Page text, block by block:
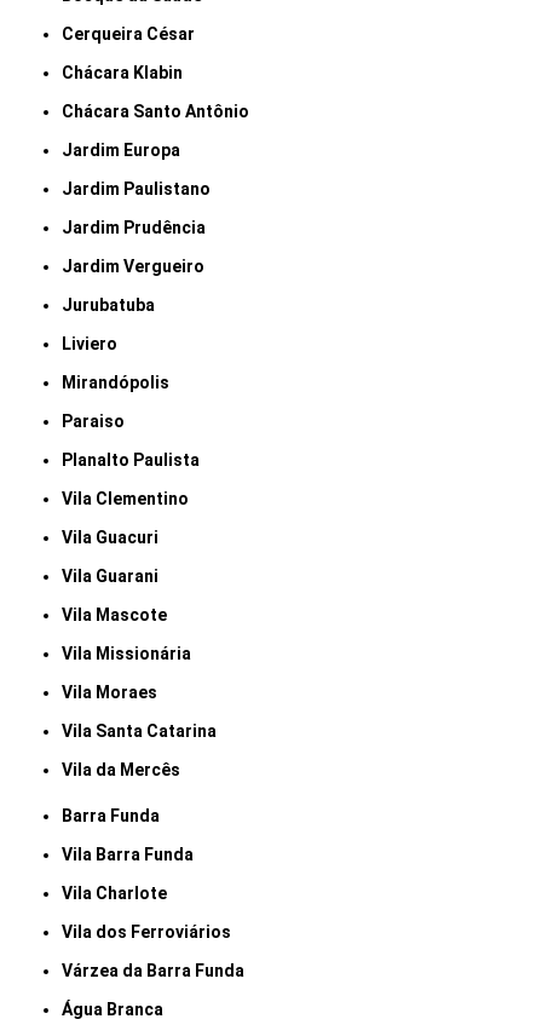
Cerqueira César
Chácara Klabin
Chácara Santo Antônio
Jardim Europa
Jardim Paulistano
Jardim Prudência
Jardim Vergueiro
Jurubatuba
Liviero
Mirandópolis
Paraiso
Planalto Paulista
Vila Clementino
Vila Guacuri
Vila Guarani
Vila Mascote
Vila Missionária
Vila Moraes
Vila Santa Catarina
Vila da Mercês
Barra Funda
Vila Barra Funda
Vila Charlote
Vila dos Ferroviários
Várzea da Barra Funda
Água Branca